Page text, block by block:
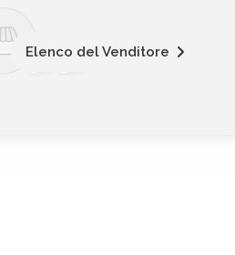
Elenco del Venditore